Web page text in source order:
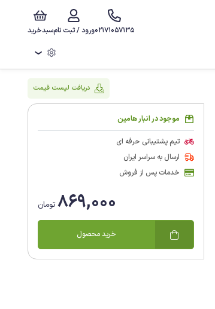
سبدخریدورود / ثبت نام02171057135
❯
دریافت لیست قیمت
موجود در انبار هامین
تیم پشتیبانی حرفه ای
ارسال به سراسر ایران
خدمات پس از فروش
869,000 تومان
خرید محصول